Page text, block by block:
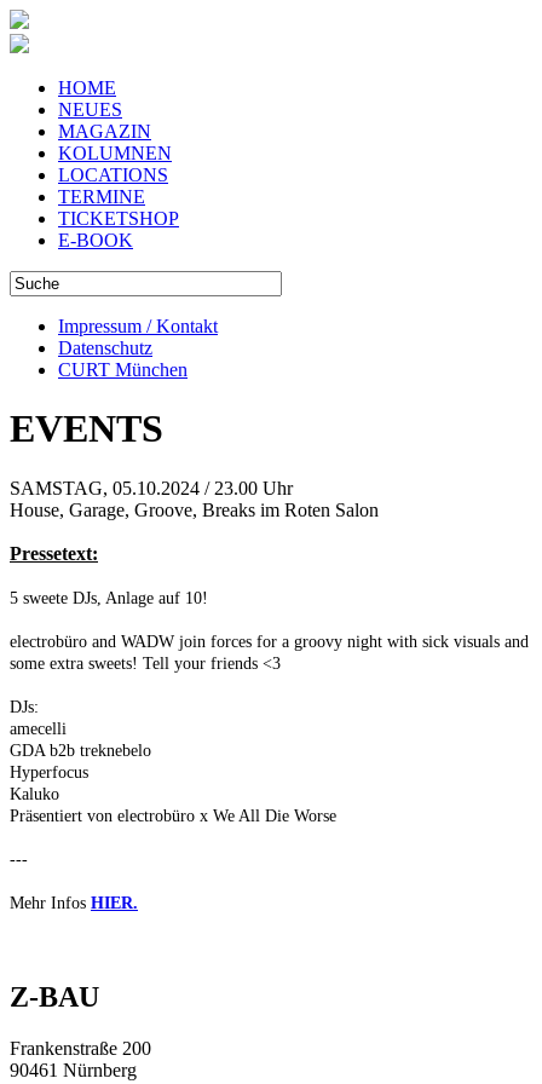
HOME
NEUES
MAGAZIN
KOLUMNEN
LOCATIONS
TERMINE
TICKETSHOP
E-BOOK
Impressum / Kontakt
Datenschutz
CURT München
EVENTS
SAMSTAG, 05.10.2024 / 23.00 Uhr
House, Garage, Groove, Breaks im Roten Salon
Pressetext:
5 sweete DJs, Anlage auf 10!
electrobüro and WADW join forces for a groovy night with sick visuals and
some extra sweets! Tell your friends <3
DJs:
amecelli
GDA b2b treknebelo
Hyperfocus
Kaluko
Präsentiert von electrobüro x We All Die Worse
---
Mehr Infos HIER.
Z-BAU
Frankenstraße 200
90461 Nürnberg